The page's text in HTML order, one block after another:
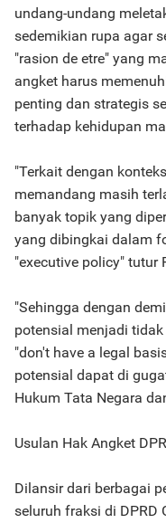
undang-undang
sedemikian rupa agar
"rasion de etre" yang
angket harus
penting dan strategis
terhadap kehidupan
"Terkait dengan
memandang masih
banyak topik yang
yang dibingkai dalam
"executive policy" tutur
"Sehingga dengan
potensial menjadi
"don't have a legal
potensial dapat di
Hukum Tata Negara
Usulan Hak Angket
Dilansir dari berbagai
seluruh fraksi di DPRD